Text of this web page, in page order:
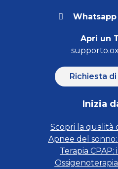
Whatsapp
Apri un
Richiesta
Inizia
Scopri la qualità
Apnee del
Terapia CPAP: